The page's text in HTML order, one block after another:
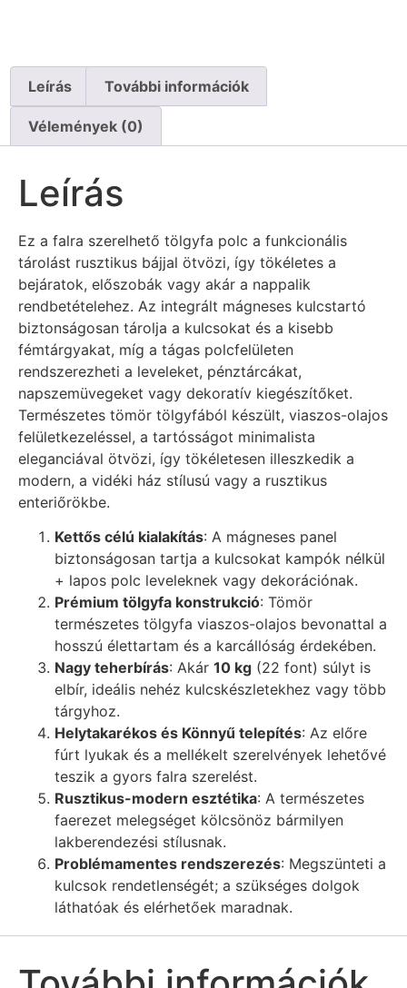
Leírás További információk
Vélemények (0)
Leírás
Ez a falra szerelhető tölgyfa polc a funkcionális
tárolást rusztikus bájjal ötvözi, így tökéletes a
bejáratok, előszobák vagy akár a nappalik
rendbetételehez. Az integrált mágneses kulcstartó
biztonságosan tárolja a kulcsokat és a kisebb
fémtárgyakat, míg a tágas polcfelületen
rendszerezheti a leveleket, pénztárcákat,
napszemüvegeket vagy dekoratív kiegészítőket.
Természetes tömör tölgyfából készült, viaszos-olajos
felületkezeléssel, a tartósságot minimalista
eleganciával ötvözi, így tökéletesen illeszkedik a
modern, a vidéki ház stílusú vagy a rusztikus
enteriőrökbe.
​Kettős célú kialakítás​​: A mágneses panel
biztonságosan tartja a kulcsokat kampók nélkül
+ lapos polc leveleknek vagy dekorációnak.
​Prémium tölgyfa konstrukció​​: Tömör
természetes tölgyfa viaszos-olajos bevonattal a
hosszú élettartam és a karcállóság érdekében.
​Nagy teherbírás​​: Akár ​ ​10 kg​ ​ (22 font) súlyt is
elbír, ideális nehéz kulcskészletekhez vagy több
tárgyhoz.
​Helytakarékos és Könnyű telepítés​: Az előre
fúrt lyukak és a mellékelt szerelvények lehetővé
teszik a gyors falra szerelést.
​Rusztikus-modern esztétika​​: A természetes
faerezet melegséget kölcsönöz bármilyen
lakberendezési stílusnak.
​Problémamentes rendszerezés​​: Megszünteti a
kulcsok rendetlenségét; a szükséges dolgok
láthatóak és elérhetőek maradnak.